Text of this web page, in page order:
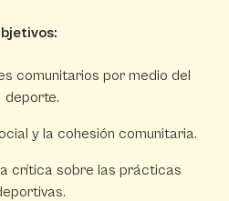
comunitarios por medio del
deporte.
y la cohesión comunitaria.
crítica sobre las prácticas